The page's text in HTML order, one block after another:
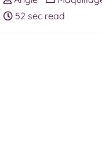
52 sec read